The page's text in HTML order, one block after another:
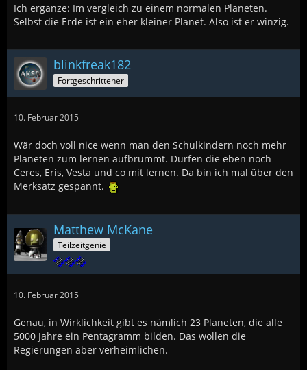
Ich ergänze: Im vergleich zu einem normalen Planeten.
Selbst die Erde ist ein eher kleiner Planet. Also ist er winzig.
blinkfreak182
Fortgeschrittener
10. Februar 2015
Wär doch voll nice wenn man den Schulkindern noch mehr
Planeten zum lernen aufbrummt. Dürfen die eben noch
Ceres, Eris, Vesta und co mit lernen. Da bin ich mal über den
Merksatz gespannt.
Matthew McKane
Teilzeitgenie
10. Februar 2015
Genau, in Wirklichkeit gibt es nämlich 23 Planeten, die alle
5000 Jahre ein Pentagramm bilden. Das wollen die
Regierungen aber verheimlichen.